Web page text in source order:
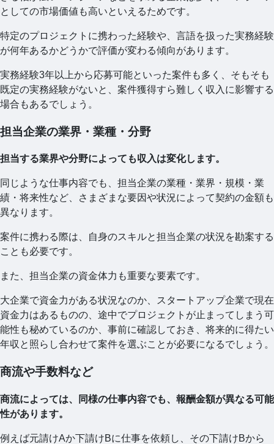
としての市場価値も高いといえるためです。
特定のプロジェクトに携わった経験や、言語を扱った実務経験
が何年あるかどうかで評価が変わる傾向があります。
実務経験3年以上から応募可能といった案件も多く、そもそも
既定の実務経験がないと、案件獲得すら難しく収入に影響する
場合もあるでしょう。
担当企業の業界・業種・分野
担当する業界や分野によっても収入は変化します。
同じような仕事内容でも、担当企業の業種・業界・規模・業
績・将来性など、さまざまな要因や状況によって契約の金額も
異なります。
案件に携わる際は、自身のスキルと担当企業の状況を勘案する
ことも必要です。
また、担当企業の資金体力も重要な要素です。
大企業で資金力がある状況なのか、スタートアップ企業で現在
資金力はあるものの、途中でプロジェクトが止まってしまう可
能性も秘めているのか、事前に確認しておき、将来的に得たい
年収と照らし合わせて案件を選ぶことが必要になるでしょう。
商流や手数料など
商流によっては、同様の仕事内容でも、報酬金額が異なる可能
性があります。
例えば元請けAか下請けBに仕事を依頼し、その下請けBから